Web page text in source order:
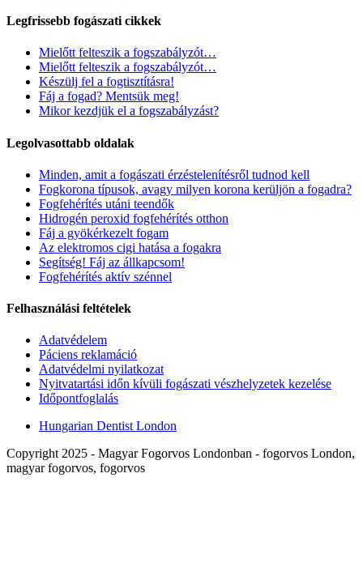
Legfrissebb fogászati cikkek
Mielőtt felteszik a fogszabályzót…
Mielőtt felteszik a fogszabályzót…
Készülj fel a fogtisztításra!
Fáj a fogad? Mentsük meg!
Mikor kezdjük el a fogszabályzást?
Legolvasottabb oldalak
Minden, amit a fogászati érzéstelenítésről tudnod kell
Fogkorona típusok, avagy milyen korona kerüljön a fogadra?
Fogfehérítés utáni teendők
Hidrogén peroxid fogfehérítés otthon
Fáj a gyökérkezelt fogam
Az elektromos cigi hatása a fogakra
Segítség! Fáj az állkapcsom!
Fogfehérítés aktív szénnel
Felhasználási feltételek
Adatvédelem
Páciens reklamáció
Adatvédelmi nyilatkozat
Nyitvatartási időn kívüli fogászati vészhelyzetek kezelése
Időpontfoglalás
Hungarian Dentist London
Copyright 2025 - Magyar Fogorvos Londonban - fogorvos London,
magyar fogorvos, fogorvos